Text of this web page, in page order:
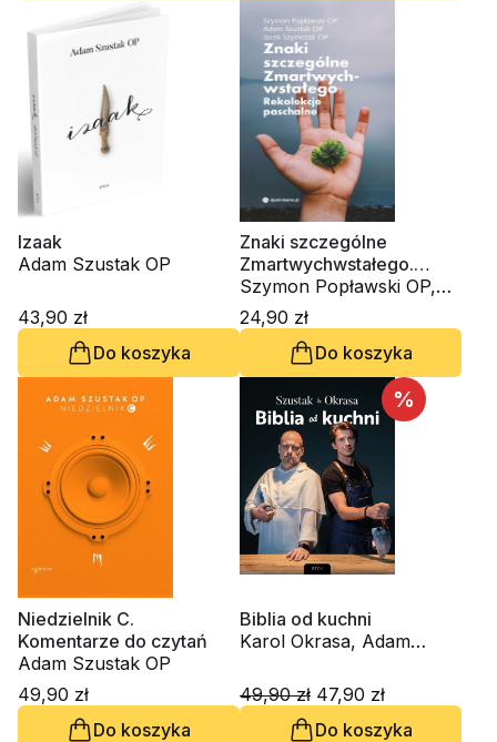
Izaak
Adam Szustak OP
43,90 zł
Do koszyka
Znaki szczególne
Zmartwychwstałego.
Rekolekcje paschalne
Szymon Popławski OP,
Adam Szustak OP, Jacek
Szymczak OP
24,90 zł
Do koszyka
Niedzielnik C.
Komentarze do czytań
Adam Szustak OP
49,90 zł
Do koszyka
%
Biblia od kuchni
Karol Okrasa, Adam
49,90 zł 47,90 zł
Do koszyka